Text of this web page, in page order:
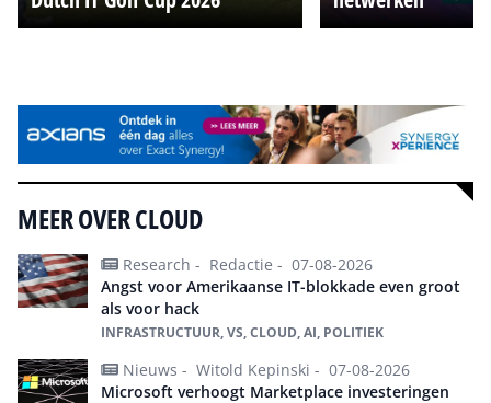
MEER OVER CLOUD
Research - Redactie - 07-08-2026
Angst voor Amerikaanse IT-blokkade even groot
als voor hack
INFRASTRUCTUUR, VS, CLOUD, AI, POLITIEK
Nieuws - Witold Kepinski - 07-08-2026
Microsoft verhoogt Marketplace investeringen